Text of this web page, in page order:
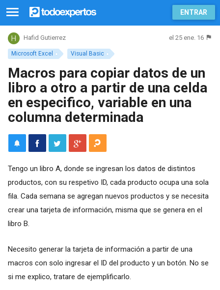
ENTRAR
Microsoft Excel Visual Basic
Hafid Gutierrez el 25 ene. 16
Macros para copiar datos de un
libro a otro a partir de una celda
en especifico, variable en una
columna determinada
Tengo un libro A, donde se ingresan los datos de distintos
productos, con su respetivo ID, cada producto ocupa una sola
fila. Cada semana se agregan nuevos productos y se necesita
crear una tarjeta de información, misma que se genera en el
libro B.
Necesito generar la tarjeta de información a partir de una
macros con solo ingresar el ID del producto y un botón. No se
si me explico, tratare de ejemplificarlo.